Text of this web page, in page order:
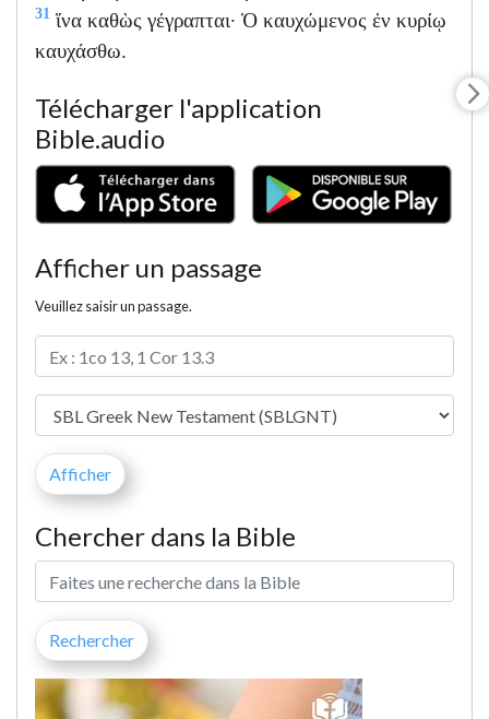
31 ἵνα καθὼς γέγραπται· Ὁ καυχώμενος ἐν κυρίῳ
καυχάσθω.
Télécharger l'application
Bible.audio
Afficher un passage
Veuillez saisir un passage.
Chercher dans la Bible